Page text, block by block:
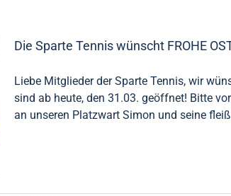
Die Sparte Tennis wünscht FROHE
Liebe Mitglieder der Sparte Tennis, wir
sind ab heute, den 31.03. geöffnet! Bitte
an unseren Platzwart Simon und seine